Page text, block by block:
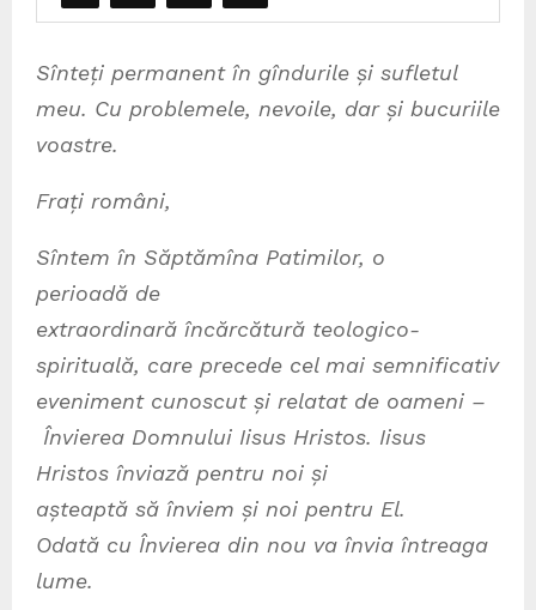
Sînteți permanent în gîndurile și sufletul
meu. Cu problemele, nevoile, dar și bucuriile
voastre.
Frați români,
Sîntem în Săptămîna Patimilor, o
perioadă de
extraordinară încărcătură teologico-
spirituală, care precede cel mai semnificativ
eveniment cunoscut și relatat de oameni –
Învierea Domnului Iisus Hristos. Iisus
Hristos înviază pentru noi și
așteaptă să înviem și noi pentru El.
Odată cu Învierea din nou va învia întreaga
lume.